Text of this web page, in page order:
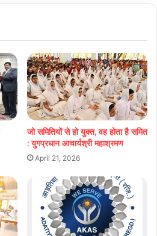
जो समितियों से हो युक्त, वह होता है समित
: युगप्रधान आचार्यश्री महाश्रमण
April 21, 2026